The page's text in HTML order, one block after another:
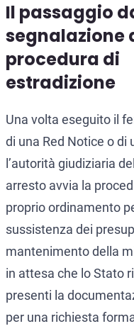
Il passaggio
segnalazione
procedura di
estradizione
Una volta eseguito il
di una Red Notice o di
l’autorità giudiziaria
arresto avvia la
proprio ordinamento
sussistenza dei
mantenimento della
in attesa che lo Stato
presenti la
per una richiesta